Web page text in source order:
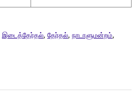
இடைத்தேர்தல், தேர்தல், நாடாளுமன்றம்,